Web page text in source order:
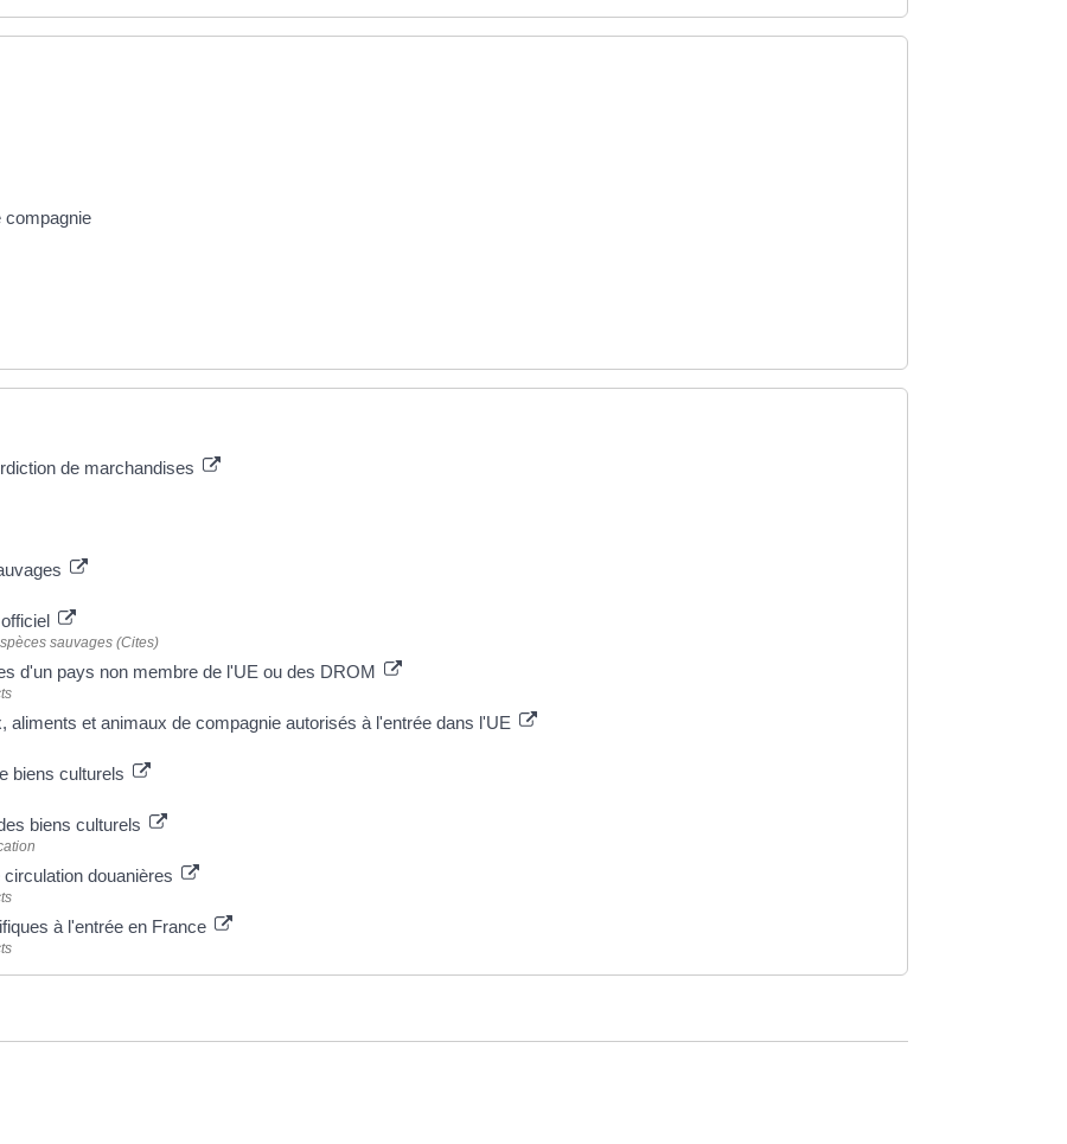
compagnie
de marchandises
sauvages (Cites)
d'un pays non membre de l'UE ou des DROM
aliments et animaux de compagnie autorisés à l'entrée dans l'UE
biens culturels
biens culturels
douanières
à l'entrée en France